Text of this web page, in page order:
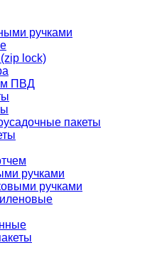
ручками
lock)
ПВД
пакеты
ручками
ручками